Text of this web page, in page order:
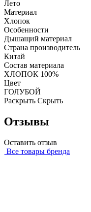
Лето
Материал
Хлопок
Особенности
Дышащий материал
Страна производитель
Китай
Состав материала
ХЛОПОК 100%
Цвет
ГОЛУБОЙ
Раскрыть Скрыть
Отзывы
Оставить отзыв
Все товары бренда